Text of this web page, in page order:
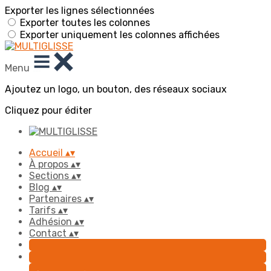
Exporter les lignes sélectionnées
Exporter toutes les colonnes
Exporter uniquement les colonnes affichées
Menu
Ajoutez un logo, un bouton, des réseaux sociaux
Cliquez pour éditer
Accueil ▴▾
À propos ▴▾
Sections ▴▾
Blog ▴▾
Partenaires ▴▾
Tarifs ▴▾
Adhésion ▴▾
Contact ▴▾